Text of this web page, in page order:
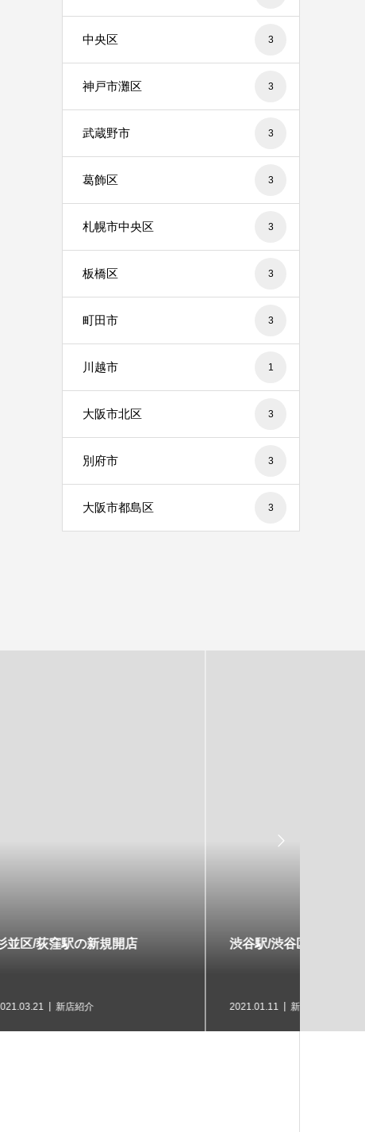
中央区 3
神戸市灘区 3
武蔵野市 3
葛飾区 3
札幌市中央区 3
板橋区 3
町田市 3
川越市 1
大阪市北区 3
別府市 3
大阪市都島区 3
渋谷駅/渋谷区の新規開店
2021.01.11
